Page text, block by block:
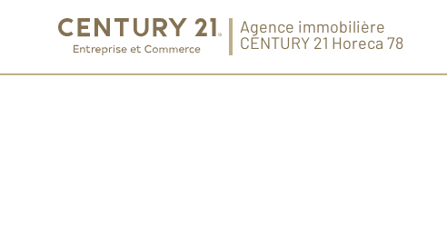
Agence immobilière
CENTURY 21 Horeca 78